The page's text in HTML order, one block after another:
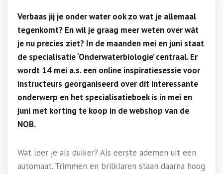
Verbaas jij je onder water ook zo wat je allemaal
tegenkomt? En wil je graag meer weten over wát
je nu precies ziet? In de maanden mei en juni staat
de specialisatie ‘Onderwaterbiologie’ centraal. Er
wordt 14 mei a.s. een online inspiratiesessie voor
instructeurs georganiseerd over dit interessante
onderwerp en het specialisatieboek is in mei en
juni met korting te koop in de webshop van de
NOB.
Wat leer je als duiker? Als eerste ademen uit een
automaat. Trimmen en brilklaren staan daarna hoog